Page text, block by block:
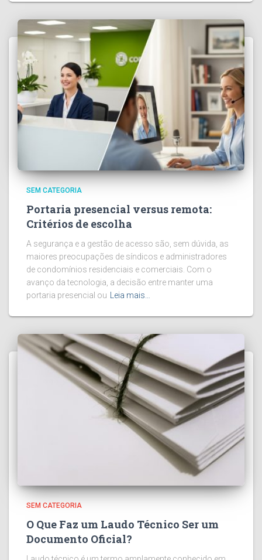
SEM CATEGORIA
Portaria presencial versus remota:
Critérios de escolha
A segurança e a gestão de acesso são, sem dúvida, as
maiores preocupações de síndicos e administradores
de condomínios residenciais e comerciais. Com o
avanço da tecnologia, a decisão entre manter uma
portaria presencial ou Leia mais…
SEM CATEGORIA
O Que Faz um Laudo Técnico Ser um
Documento Oficial?